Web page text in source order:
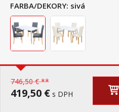
FARBA/DEKORY: sivá
746,50 € **
419,50 € s DPH